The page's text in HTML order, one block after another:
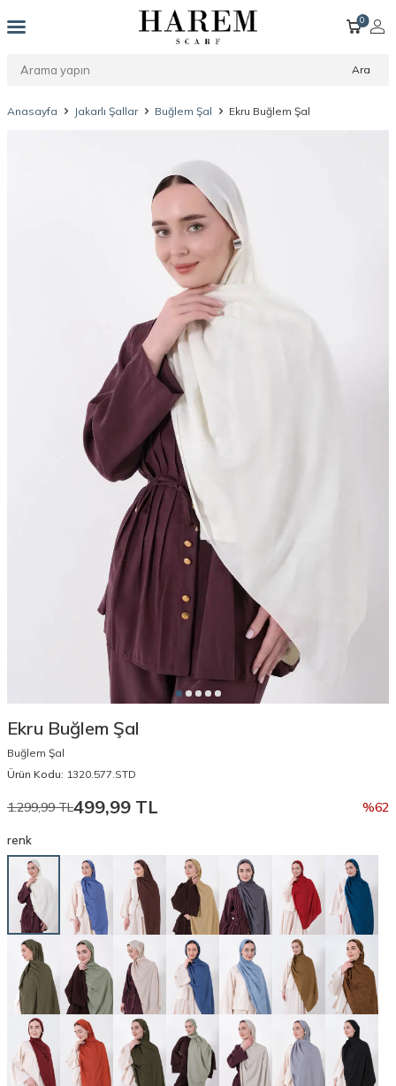
Ara
0
Anasayfa Jakarlı Şallar Buğlem Şal Ekru Buğlem Şal
Ekru Buğlem Şal
Buğlem Şal
Ürün Kodu: 1320.577.STD
1.299,99TL499,99 TL %62
renk